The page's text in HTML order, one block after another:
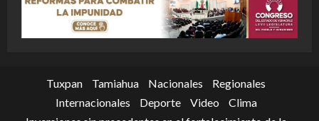
Tuxpan Tamiahua Nacionales
Regionales
Internacionales
Deporte Video
Clima